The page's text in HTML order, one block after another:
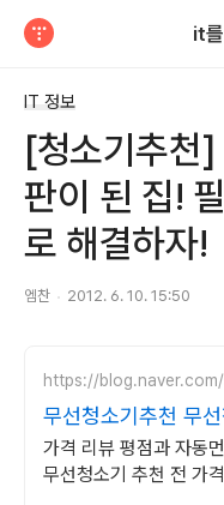
it
IT 정보
[청소기추천
판이 된 집!
로 해결하자!
엠찬 2012. 6. 10. 15:50
https://
무선청소기추천 무
가격 리뷰 평점과 자동
무선청소기 추천 전 가